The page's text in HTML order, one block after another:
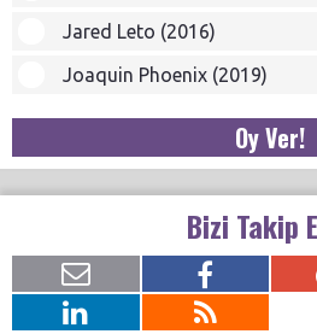
Jared Leto (2016)
Joaquin Phoenix (2019)
Oy Ver!
Bizi Takip